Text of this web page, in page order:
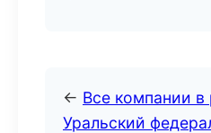
← Все компании в
Уральский